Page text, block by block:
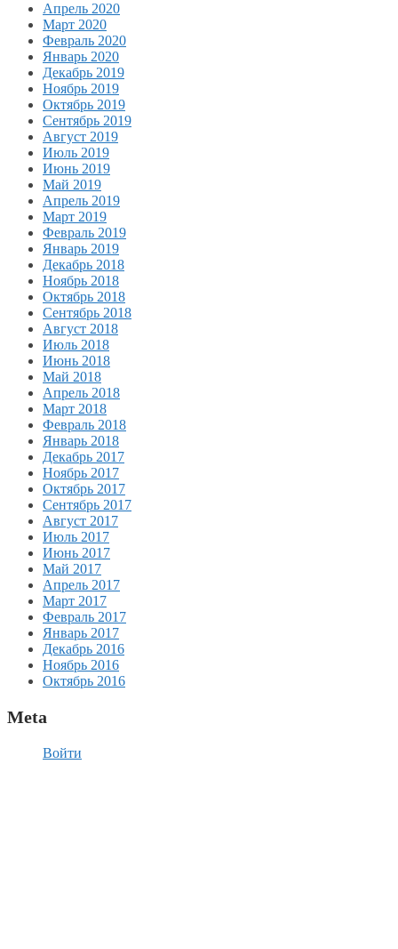
Апрель 2020
Март 2020
Февраль 2020
Январь 2020
Декабрь 2019
Ноябрь 2019
Октябрь 2019
Сентябрь 2019
Август 2019
Июль 2019
Июнь 2019
Май 2019
Апрель 2019
Март 2019
Февраль 2019
Январь 2019
Декабрь 2018
Ноябрь 2018
Октябрь 2018
Сентябрь 2018
Август 2018
Июль 2018
Июнь 2018
Май 2018
Апрель 2018
Март 2018
Февраль 2018
Январь 2018
Декабрь 2017
Ноябрь 2017
Октябрь 2017
Сентябрь 2017
Август 2017
Июль 2017
Июнь 2017
Май 2017
Апрель 2017
Март 2017
Февраль 2017
Январь 2017
Декабрь 2016
Ноябрь 2016
Октябрь 2016
Meta
Войти